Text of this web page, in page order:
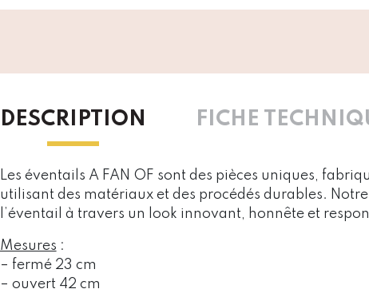
DESCRIPTION FICHE
Les éventails A FAN OF sont des pièces uniques,
utilisant des matériaux et des procédés durables.
l’éventail à travers un look innovant, honnête et
Mesures :
– fermé 23 cm
– ouvert 42 cm